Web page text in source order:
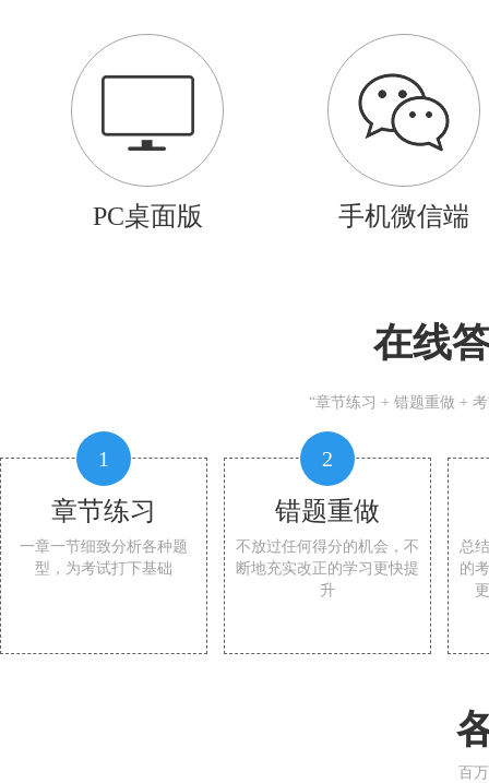
PC桌面版 手机微信端
在线
“章节练习 + 错题重做 +
1
章节练习
一章一节细致分析各种题
型，为考试打下基础
2
错题重做
不放过任何得分的机会，不
断地充实改正的学习更快提
升
总
的
百